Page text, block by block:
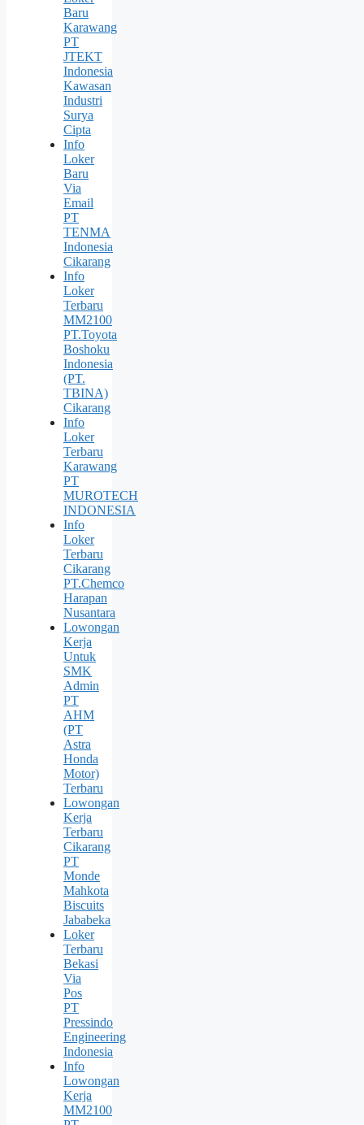
Baru
Karawang
PT
JTEKT
Indonesia
Kawasan
Industri
Surya
Cipta
Info
Loker
Baru
Via
Email
PT
TENMA
Indonesia
Cikarang
Info
Loker
Terbaru
MM2100
PT.Toyota
Boshoku
Indonesia
(PT.
TBINA)
Cikarang
Info
Loker
Terbaru
Karawang
PT
MUROTECH
INDONESIA
Info
Loker
Terbaru
Cikarang
PT.Chemco
Harapan
Nusantara
Lowongan
Kerja
Untuk
SMK
Admin
PT
AHM
(PT
Astra
Honda
Motor)
Terbaru
Lowongan
Kerja
Terbaru
Cikarang
PT
Monde
Mahkota
Biscuits
Jababeka
Loker
Terbaru
Bekasi
Via
Pos
PT
Pressindo
Engineering
Indonesia
Info
Lowongan
Kerja
MM2100